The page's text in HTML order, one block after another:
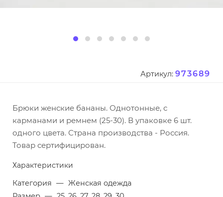
Артикул: 973689
Брюки женские бананы. Однотонные, с
карманами и ремнем (25-30). В упаковке 6 шт.
одного цвета. Страна производства - Россия.
Товар сертифицирован.
Характеристики
Категория — Женская одежда